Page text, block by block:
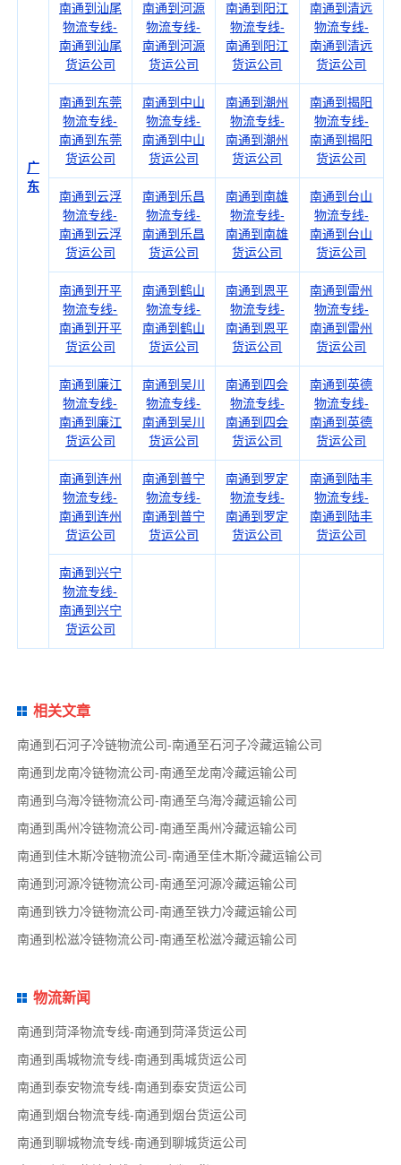
广
东
南通到汕尾
物流专线-
南通到汕尾
货运公司
南通到河源
物流专线-
南通到河源
货运公司
南通到阳江
物流专线-
南通到阳江
货运公司
南通到清远
物流专线-
南通到清远
货运公司
南通到东莞
物流专线-
南通到东莞
货运公司
南通到中山
物流专线-
南通到中山
货运公司
南通到潮州
物流专线-
南通到潮州
货运公司
南通到揭阳
物流专线-
南通到揭阳
货运公司
南通到云浮
物流专线-
南通到云浮
货运公司
南通到乐昌
物流专线-
南通到乐昌
货运公司
南通到南雄
物流专线-
南通到南雄
货运公司
南通到台山
物流专线-
南通到台山
货运公司
南通到开平
物流专线-
南通到开平
货运公司
南通到鹤山
物流专线-
南通到鹤山
货运公司
南通到恩平
物流专线-
南通到恩平
货运公司
南通到雷州
物流专线-
南通到雷州
货运公司
南通到廉江
物流专线-
南通到廉江
货运公司
南通到吴川
物流专线-
南通到吴川
货运公司
南通到四会
物流专线-
南通到四会
货运公司
南通到英德
物流专线-
南通到英德
货运公司
南通到连州
物流专线-
南通到连州
货运公司
南通到普宁
物流专线-
南通到普宁
货运公司
南通到罗定
物流专线-
南通到罗定
货运公司
南通到陆丰
物流专线-
南通到陆丰
货运公司
南通到兴宁
物流专线-
南通到兴宁
货运公司
相关文章
南通到石河子冷链物流公司-南通至石河子冷藏运输公司
南通到龙南冷链物流公司-南通至龙南冷藏运输公司
南通到乌海冷链物流公司-南通至乌海冷藏运输公司
南通到禹州冷链物流公司-南通至禹州冷藏运输公司
南通到佳木斯冷链物流公司-南通至佳木斯冷藏运输公司
南通到河源冷链物流公司-南通至河源冷藏运输公司
南通到铁力冷链物流公司-南通至铁力冷藏运输公司
南通到松滋冷链物流公司-南通至松滋冷藏运输公司
物流新闻
南通到菏泽物流专线-南通到菏泽货运公司
南通到禹城物流专线-南通到禹城货运公司
南通到泰安物流专线-南通到泰安货运公司
南通到烟台物流专线-南通到烟台货运公司
南通到聊城物流专线-南通到聊城货运公司